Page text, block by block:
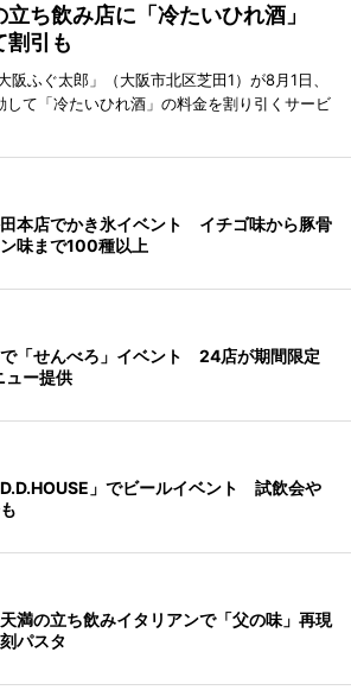
立ち飲み店に「冷たいひれ酒」
割引も
阪ふぐ太郎」（大阪市北区芝田1）が8月1日、
して「冷たいひれ酒」の料金を割り引くサービ
本店でかき氷イベント イチゴ味から豚骨
味まで100種以上
「せんべろ」イベント 24店が期間限定
ー提供
」でビールイベント 試飲会や
満の立ち飲みイタリアンで「父の味」再現
パスタ